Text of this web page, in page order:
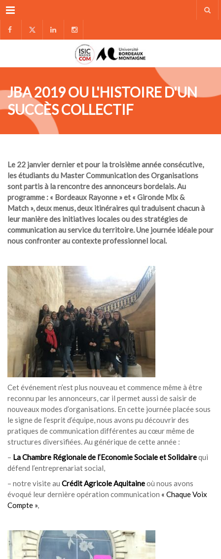
Menu
JBA 2019 OU L'HISTOIRE D'UN
SUCCÈS COLLECTIF
Le 22 janvier dernier et pour la troisième année consécutive,
les étudiants du Master Communication des Organisations
sont partis à la rencontre des annonceurs bordelais.Au
programme : « Bordeaux Rayonne » et « Gironde Mix &
Match »,deux menus, deux itinéraires qui traduisent chacun à
leur manière des initiatives locales ou des stratégies de
communication au service du territoire. Une journée idéale pour
nous confronter au contexte professionnel local.
Cet événement n’est plus nouveau et commence même à être
reconnu par les annonceurs, car il permet aussi de saisir de
nouveaux modes d’organisations. En cette journée placée sous
le signe de l’esprit d’équipe, nous avons pu découvrir des
pratiques de communication différentes au cœur même de
structures diversifiées. Au générique de cette année :
– La Chambre Régionale de l’Economie Sociale et Solidairequi
défend l’entreprenariat social,
– notre visite au Crédit Agricole Aquitaineoù nous avons
évoqué leur dernière opération communication « Chaque Voix
Compte »,